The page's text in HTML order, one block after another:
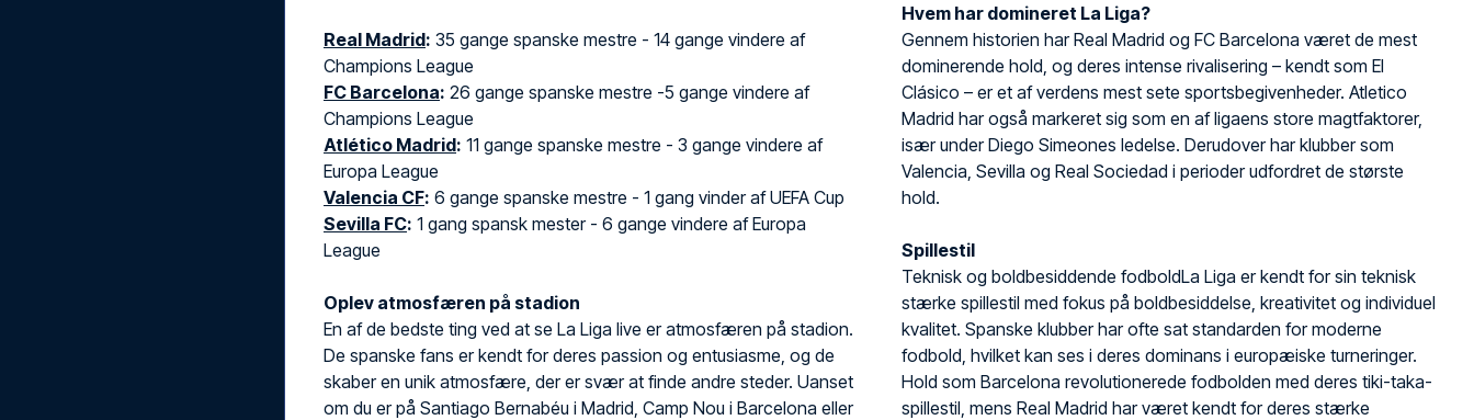
Real Madrid: 35 gange spanske mestre - 14 gange vindere af
Champions League
FC Barcelona: 26 gange spanske mestre -5 gange vindere af
Champions League
Atlético Madrid: 11 gange spanske mestre - 3 gange vindere af
Europa League
Valencia CF: 6 gange spanske mestre - 1 gang vinder af UEFA Cup
Sevilla FC: 1 gang spansk mester - 6 gange vindere af Europa
League
Oplev atmosfæren på stadion
En af de bedste ting ved at se La Liga live er atmosfæren på stadion.
De spanske fans er kendt for deres passion og entusiasme, og de
skaber en unik atmosfære, der er svær at finde andre steder. Uanset
om du er på Santiago Bernabéu i Madrid, Camp Nou i Barcelona eller
Hvem har domineret La Liga?
Gennem historien har Real Madrid og FC Barcelona været de mest
dominerende hold, og deres intense rivalisering – kendt som El
Clásico – er et af verdens mest sete sportsbegivenheder. Atletico
Madrid har også markeret sig som en af ligaens store magtfaktorer,
især under Diego Simeones ledelse. Derudover har klubber som
Valencia, Sevilla og Real Sociedad i perioder udfordret de største
hold.
Spillestil
Teknisk og boldbesiddende fodboldLa Liga er kendt for sin teknisk
stærke spillestil med fokus på boldbesiddelse, kreativitet og individuel
kvalitet. Spanske klubber har ofte sat standarden for moderne
fodbold, hvilket kan ses i deres dominans i europæiske turneringer.
Hold som Barcelona revolutionerede fodbolden med deres tiki-taka-
spillestil, mens Real Madrid har været kendt for deres stærke